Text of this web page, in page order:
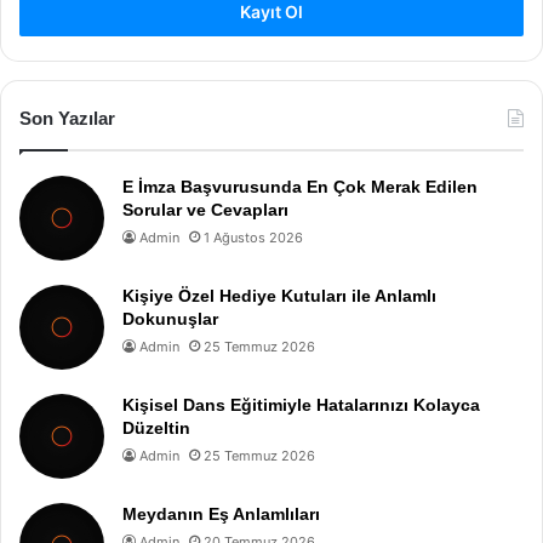
Kayıt Ol
Son Yazılar
E İmza Başvurusunda En Çok Merak Edilen
Sorular ve Cevapları
Admin 1 Ağustos 2026
Kişiye Özel Hediye Kutuları ile Anlamlı
Dokunuşlar
Admin 25 Temmuz 2026
Kişisel Dans Eğitimiyle Hatalarınızı Kolayca
Düzeltin
Admin 25 Temmuz 2026
Meydanın Eş Anlamlıları